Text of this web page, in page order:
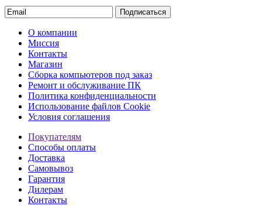
Подписаться
О компании
Миссия
Контакты
Магазин
Сборка компьютеров под заказ
Ремонт и обслуживание ПК
Политика конфиденциальности
Использование файлов Cookie
Условия соглашения
Покупателям
Способы оплаты
Доставка
Самовывоз
Гарантия
Дилерам
Контакты